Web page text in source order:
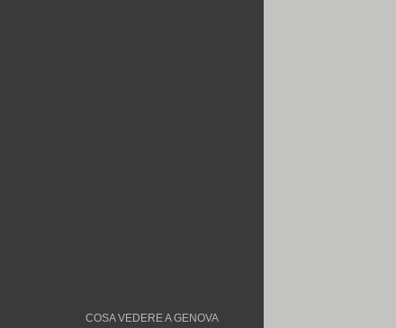
COSA VEDERE A GENOVA